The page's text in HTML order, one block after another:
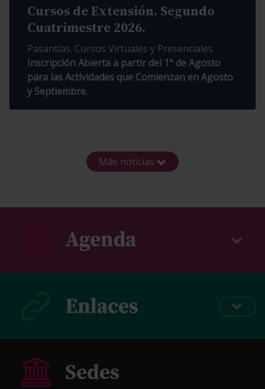
Cursos de Extensión. Segundo
Cuatrimestre 2026.
Pasantías. Cursos Virtuales y Presenciales.
Inscripción Abierta a partir del 1° de Agosto
para las Actividades que Comienzan en Agosto
y Septiembre.
Más noticias